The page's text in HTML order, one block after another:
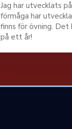
Jag har utvecklats
förmåga har
finns för övning.
på ett år!